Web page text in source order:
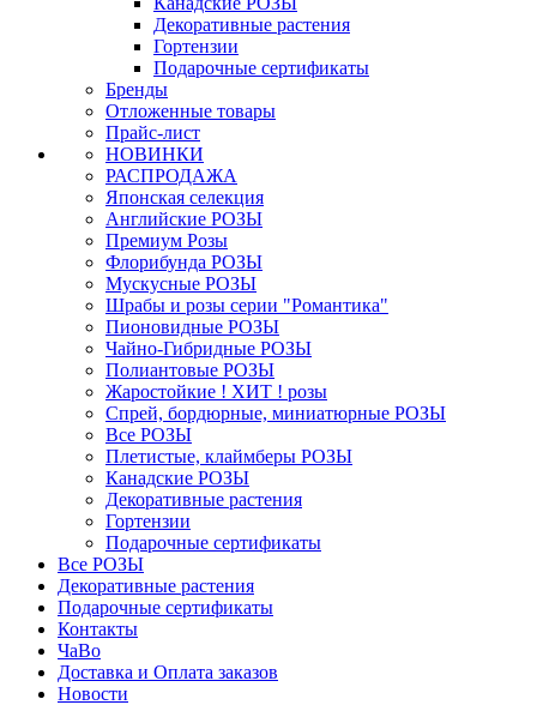
Декоративные растения
Гортензии
Подарочные сертификаты
Бренды
Отложенные товары
Прайс-лист
НОВИНКИ
РАСПРОДАЖА
Японская селекция
Английские РОЗЫ
Премиум Розы
Флорибунда РОЗЫ
Мускусные РОЗЫ
Шрабы и розы серии "Романтика"
Пионовидные РОЗЫ
Чайно-Гибридные РОЗЫ
Полиантовые РОЗЫ
Жаростойкие ! ХИТ ! розы
Спрей, бордюрные, миниатюрные РОЗЫ
Все РОЗЫ
Плетистые, клаймберы РОЗЫ
Канадские РОЗЫ
Декоративные растения
Гортензии
Подарочные сертификаты
Все РОЗЫ
Декоративные растения
Подарочные сертификаты
Контакты
ЧаВо
Доставка и Оплата заказов
Новости